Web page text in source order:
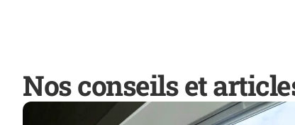
Nos conseils et